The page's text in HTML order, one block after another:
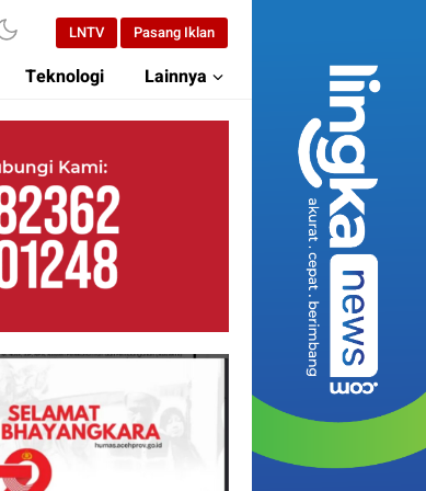
LNTV Pasang Iklan
Teknologi Lainnya